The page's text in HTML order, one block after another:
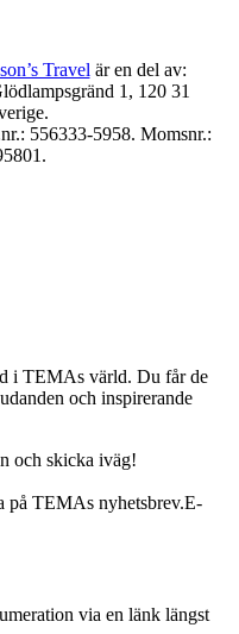
Travel är en del av:
1, 120 31
556333-5958. Momsnr.:
i TEMAs värld. Du får de
och inspirerande
och skicka iväg!
på TEMAs nyhetsbrev.E-
via en länk längst